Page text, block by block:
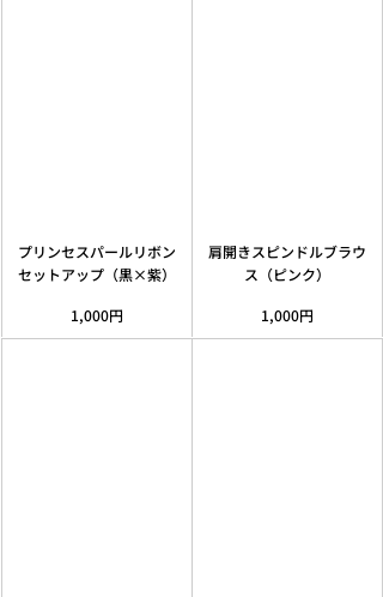
プリンセスパールリボン
セットアップ（黒×紫）
1,000円
肩開きスピンドルブラウ
ス（ピンク）
1,000円